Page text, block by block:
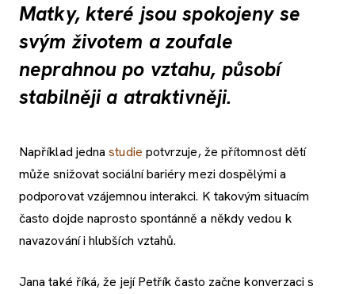
Matky, které jsou spokojeny se
svým životem a zoufale
neprahnou po vztahu, působí
stabilněji a atraktivněji.
Například jednastudie potvrzuje, že přítomnost dětí
může snižovat sociální bariéry mezi dospělými a
podporovat vzájemnou interakci. K takovým situacím
často dojde naprosto spontánně a někdy vedou k
navazování i hlubších vztahů.
Jana také říká, že její Petřík často začne konverzaci s